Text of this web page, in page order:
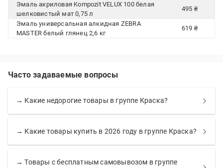
Эмаль акриловая Kompozit VELUX 100 белая
шелковистый мат 0,75 л
495 ₴
Эмаль универсальная алкидная ZEBRA
MASTER белый глянец 2,6 кг
619 ₴
Часто задаваемые вопросы
→ Какие недорогие товары в группе Краска?
→ Какие товары купить в 2026 году в группе Краска?
→ Товары с бесплатным самовывозом в группе